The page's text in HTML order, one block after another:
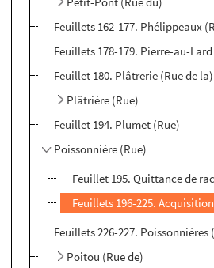
Feuillets 162-177. Phélippeaux
Feuillets 178-179. Pierre-au-
Feuillet 180. Plâtrerie (Rue de la)
Plâtrière (Rue)
Feuillet 194. Plumet (Rue)
Poissonnière (Rue)
Feuillet 195. Quittance de
Feuillets 196-225.
Feuillets 226-227. Poissonnières
Poitou (Rue de)